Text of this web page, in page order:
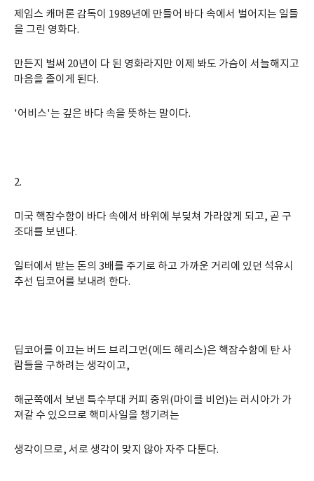
제임스 캐머론 감독이 1989년에 만들어 바다 속에서 벌어지는 일들
을 그린 영화다.
만든지 벌써 20년이 다 된 영화라지만 이제 봐도 가슴이 서늘해지고
마음을 졸이게 된다.
'어비스'는 깊은 바다 속을 뜻하는 말이다.
2.
미국 핵잠수함이 바다 속에서 바위에 부딪쳐 가라앉게 되고, 곧 구
조대를 보낸다.
일터에서 받는 돈의 3배를 주기로 하고 가까운 거리에 있던 석유시
추선 딥코어를 보내려 한다.
딥코어를 이끄는 버드 브리그먼(에드 해리스)은 핵잠수함에 탄 사
람들을 구하려는 생각이고,
해군쪽에서 보낸 특수부대 커피 중위(마이클 비언)는 러시아가 가
져갈 수 있으므로 핵미사일을 챙기려는
생각이므로, 서로 생각이 맞지 않아 자주 다툰다.